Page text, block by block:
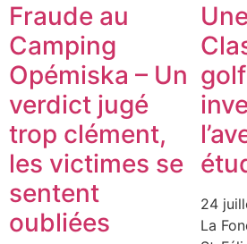
Fraude au
Camping
Opémiska – Un
verdict jugé
trop clément,
les victimes se
sentent
oubliées
24
La